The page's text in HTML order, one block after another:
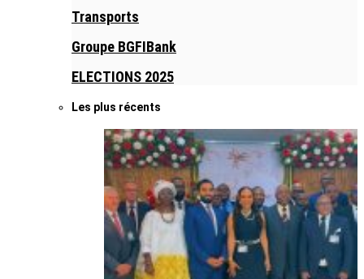
Transports
Groupe BGFIBank
ELECTIONS 2025
Les plus récents